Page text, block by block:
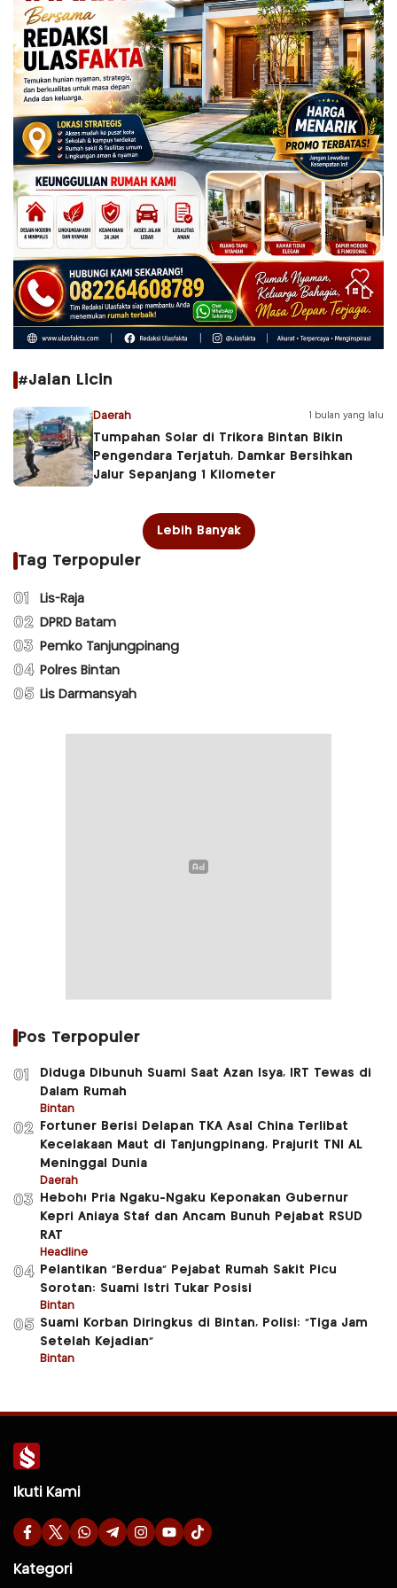
#Jalan Licin
Daerah 1 bulan yang lalu
Tumpahan Solar di Trikora Bintan Bikin
Pengendara Terjatuh, Damkar Bersihkan
Jalur Sepanjang 1 Kilometer
Lebih Banyak
Tag Terpopuler
01 Lis-Raja
02 DPRD Batam
03 Pemko Tanjungpinang
04 Polres Bintan
05 Lis Darmansyah
Pos Terpopuler
01
Diduga Dibunuh Suami Saat Azan Isya, IRT Tewas di
Dalam Rumah
Bintan
02
Fortuner Berisi Delapan TKA Asal China Terlibat
Kecelakaan Maut di Tanjungpinang, Prajurit TNI AL
Meninggal Dunia
Daerah
03
Heboh! Pria Ngaku-Ngaku Keponakan Gubernur
Kepri Aniaya Staf dan Ancam Bunuh Pejabat RSUD
RAT
Headline
04
Pelantikan “Berdua” Pejabat Rumah Sakit Picu
Sorotan: Suami Istri Tukar Posisi
Bintan
05 Suami Korban Diringkus di Bintan, Polisi: “Tiga Jam
Setelah Kejadian”
Bintan
Ikuti Kami
Kategori